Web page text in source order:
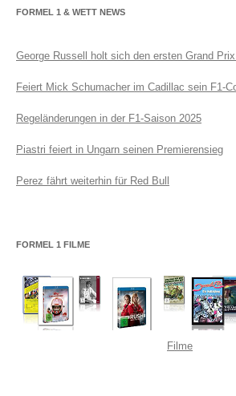
FORMEL 1 & WETT NEWS
George Russell holt sich den ersten Grand
Feiert Mick Schumacher im Cadillac sein F1-
Regeländerungen in der F1-Saison 2025
Piastri feiert in Ungarn seinen Premierensieg
Perez fährt weiterhin für Red Bull
FORMEL 1 FILME
Filme